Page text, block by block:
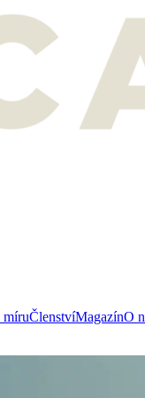
míruČlenstvíMagazínO